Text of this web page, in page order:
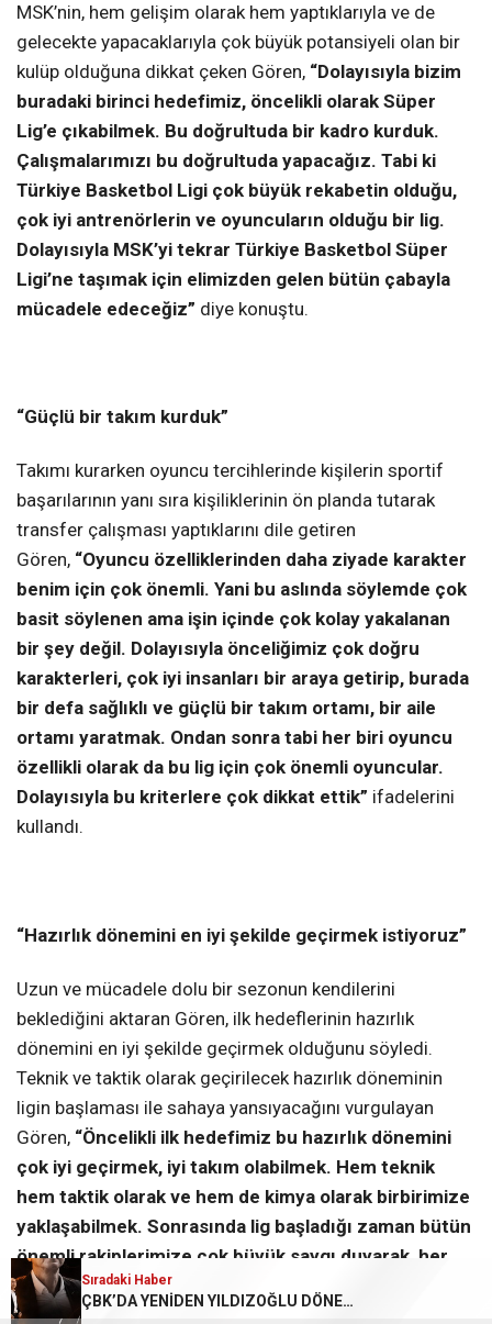
Sıradaki Haber
MSK SEZONU AÇTI
MSK’nin, hem gelişim olarak hem yaptıklarıyla ve de
gelecekte yapacaklarıyla çok büyük potansiyeli olan bir
kulüp olduğuna dikkat çeken Gören, “Dolayısıyla bizim
buradaki birinci hedefimiz, öncelikli olarak Süper
Lig’e çıkabilmek. Bu doğrultuda bir kadro kurduk.
Çalışmalarımızı bu doğrultuda yapacağız. Tabi ki
Türkiye Basketbol Ligi çok büyük rekabetin olduğu,
çok iyi antrenörlerin ve oyuncuların olduğu bir lig.
Dolayısıyla MSK’yi tekrar Türkiye Basketbol Süper
Ligi’ne taşımak için elimizden gelen bütün çabayla
mücadele edeceğiz” diye konuştu.
“Güçlü bir takım kurduk”
Takımı kurarken oyuncu tercihlerinde kişilerin sportif
başarılarının yanı sıra kişiliklerinin ön planda tutarak
transfer çalışması yaptıklarını dile getiren
Gören, “Oyuncu özelliklerinden daha ziyade karakter
benim için çok önemli. Yani bu aslında söylemde çok
basit söylenen ama işin içinde çok kolay yakalanan
bir şey değil. Dolayısıyla önceliğimiz çok doğru
karakterleri, çok iyi insanları bir araya getirip, burada
bir defa sağlıklı ve güçlü bir takım ortamı, bir aile
ortamı yaratmak. Ondan sonra tabi her biri oyuncu
özellikli olarak da bu lig için çok önemli oyuncular.
Dolayısıyla bu kriterlere çok dikkat ettik” ifadelerini
kullandı.
“Hazırlık dönemini en iyi şekilde geçirmek istiyoruz”
Uzun ve mücadele dolu bir sezonun kendilerini
beklediğini aktaran Gören, ilk hedeflerinin hazırlık
dönemini en iyi şekilde geçirmek olduğunu söyledi.
Teknik ve taktik olarak geçirilecek hazırlık döneminin
ligin başlaması ile sahaya yansıyacağını vurgulayan
Gören, “Öncelikli ilk hedefimiz bu hazırlık dönemini
çok iyi geçirmek, iyi takım olabilmek. Hem teknik
hem taktik olarak ve hem de kimya olarak birbirimize
yaklaşabilmek. Sonrasında lig başladığı zaman bütün
önemli rakiplerimize çok büyük saygı duyarak, her
rakibimizi ciddiye alarak çok doğru bir sezon
oynamak istiyoruz”
sözlerine yer verdi.
Sıradaki Haber
ÇBK’DA YENİDEN YILDIZOĞLU DÖNEMİ